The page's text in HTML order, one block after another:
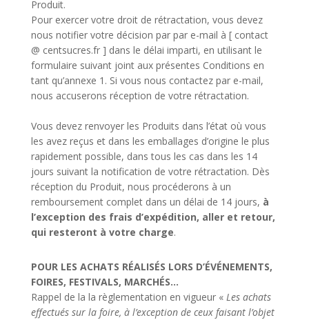
Produit.
Pour exercer votre droit de rétractation, vous devez
nous notifier votre décision par par e-mail à [ contact
@ centsucres.fr ] dans le délai imparti, en utilisant le
formulaire suivant joint aux présentes Conditions en
tant qu’annexe 1. Si vous nous contactez par e-mail,
nous accuserons réception de votre rétractation.
Vous devez renvoyer les Produits dans l’état où vous
les avez reçus et dans les emballages d’origine le plus
rapidement possible, dans tous les cas dans les 14
jours suivant la notification de votre rétractation. Dès
réception du Produit, nous procéderons à un
remboursement complet dans un délai de 14 jours, à
l’exception des frais d’expédition, aller et retour,
qui resteront à votre charge.
POUR LES ACHATS RÉALISÉS LORS D’ÉVÉNEMENTS,
FOIRES, FESTIVALS, MARCHÉS…
Rappel de la la règlementation en vigueur « Les achats
effectués sur la foire, à l’exception de ceux faisant l’objet